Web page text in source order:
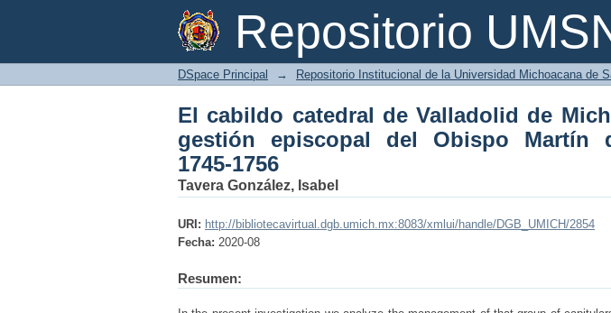
Repositorio
El cabildo catedral de Valladolid de
Obispo Martín de Elizacoechea, 1745-1756
DSpace Principal → Repositorio Institucional de la Universidad Michoacana de
El cabildo catedral de Valladolid de
gestión episcopal del Obispo Martín
1745-1756
Tavera González, Isabel
URI: http://bibliotecavirtual.dgb.umich.mx:8083/xmlui/handle/DGB_UMICH/2854
Fecha: 2020-08
Resumen: